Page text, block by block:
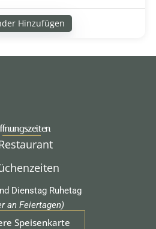
Hinzufügen
Dienstag Ruhetag
an Feiertagen)
Speisenkarte